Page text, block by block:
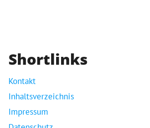
Shortlinks
Kontakt
Inhaltsverzeichnis
Impressum